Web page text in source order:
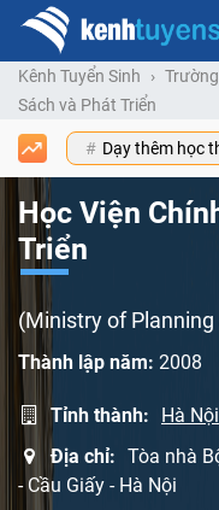
Kênh Tuyển Sinh
Sách và Phát Triển
Dạy thêm học
Học Viện
Triển
(Ministry of
Thành lập năm: 2008
Tỉnh thành:
Hà Nội
Địa chỉ: Tòa nhà
- Cầu Giấy - Hà Nội